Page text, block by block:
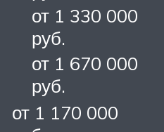
от 1 330 000
руб.
от 1 670 000
руб.
от 1 170 000